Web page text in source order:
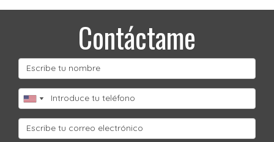
Contáctame